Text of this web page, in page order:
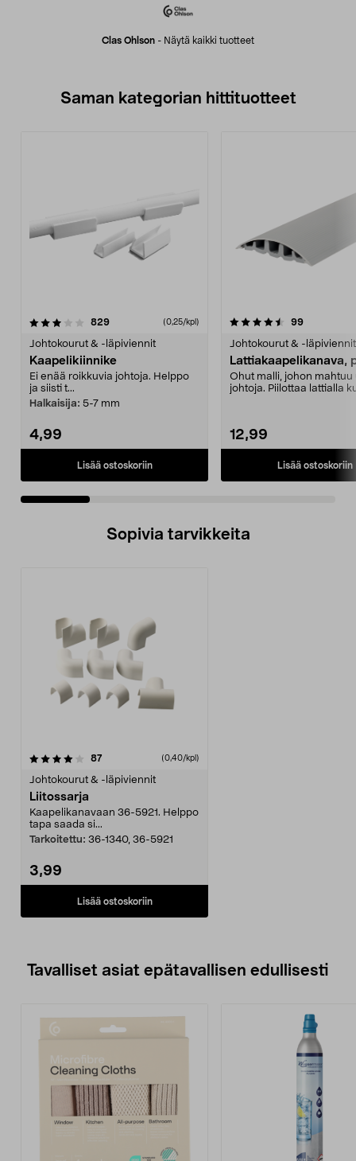
Clas Ohlson - Näytä kaikki tuotteet
Saman kategorian hittituotteet
829arvostelut (0,25/kpl)
Johtokourut & -läpiviennit
Kaapelikiinnike
Ei enää roikkuvia johtoja. Helppo
ja siisti t...
Halkaisija: 5-7 mm
4,99
Lisää ostoskoriin
4.5 viidestä
99arvostelut
Johtokourut & -läpiviennit
Lattiakaapelikanava,
Ohut malli, johon mahtuu
johtoja. Piilottaa lattialla
12,99
Lisää ostoskoriin
4.5 viidestä
Sopivia tarvikkeita
87arvostelut (0,40/kpl)
Johtokourut & -läpiviennit
Liitossarja
Kaapelikanavaan 36-5921. Helppo
tapa saada si...
Tarkoitettu: 36-1340, 36-5921
3,99
Lisää ostoskoriin
Tavalliset asiat epätavallisen edullisesti